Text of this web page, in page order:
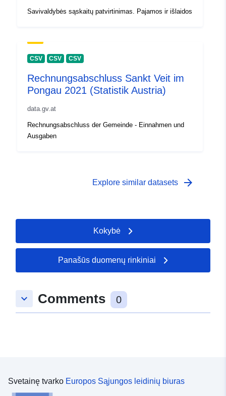
Savivaldybės sąskaitų patvirtinimas. Pajamos ir išlaidos
CSV CSV CSV
Rechnungsabschluss Sankt Veit im
Pongau 2021 (Statistik Austria)
data.gv.at
Rechnungsabschluss der Gemeinde - Einnahmen und
Ausgaben
Explore similar datasets arrow_forward
Kokybė
Panašūs duomenų rinkiniai
keyboard_arrow_down Comments 0
Svetainę tvarko Europos Sąjungos leidinių biuras